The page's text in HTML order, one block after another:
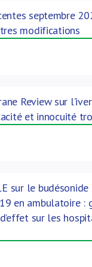
septembre
modifications
Review sur
et innocuité
sur le budésonide
en ambulatoire :
sur les